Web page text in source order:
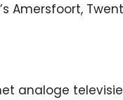
Amersfoort,
analoge